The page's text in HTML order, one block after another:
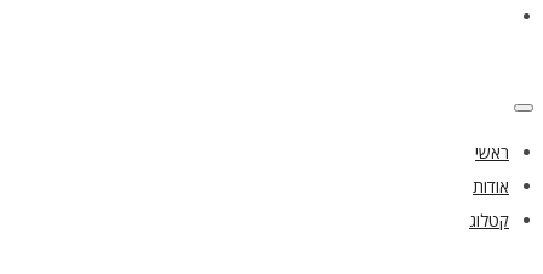
ראשי
אודות
קטלוג